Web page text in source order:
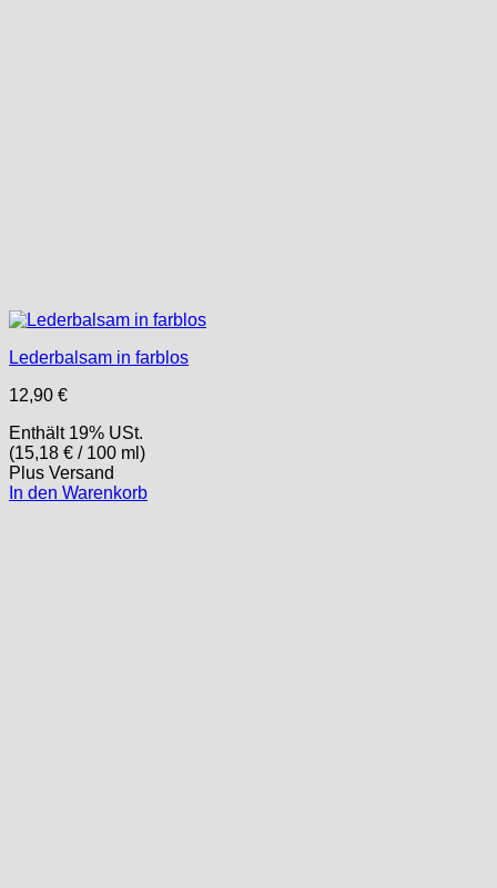
Lederbalsam in farblos
12,90 €
Enthält 19% USt.
(15,18 € / 100 ml)
Plus Versand
In den Warenkorb